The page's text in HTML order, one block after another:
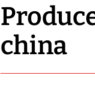
china